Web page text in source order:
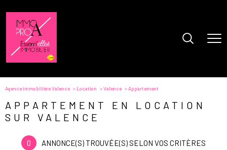
Agence immobilière Valence Location Valence Appartement
APPARTEMENT EN LOCATION
SUR VALENCE
0 ANNONCE(S) TROUVÉE(S) SELON VOS CRITÈRES